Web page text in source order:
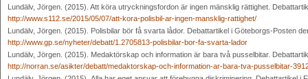
Lundälv, Jörgen. (2015). Att köra utryckningsfordon är ingen mänsklig rättighet.
http://www.s112.se/2015/05/07/att-kora-polisbil-ar-ingen-mansklig-rattighet/
Lundälv, Jörgen. (2015). Polisbilar bör få svarta lådor. Debattartikel i Göteborgs-Posten
http://www.gp.se/nyheter/debatt/1.2705813-polisbilar-bor-fa-svarta-lador
Lundälv, Jörgen. (2015). Medaktörskap och information är bara två pusselbitar.
http://norran.se/asikter/debatt/medaktorskap-och-information-ar-bara-tva-pusselbitar-